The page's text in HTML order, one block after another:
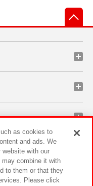
as cookies to
and ads. We
website with our
combine it with
to them or that they
Please click